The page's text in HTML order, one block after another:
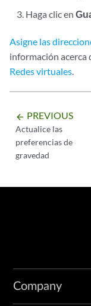
Haga clic en
Asigne las
información acerca
Redes virtuales.
arrow_backward PREVIOUS
Actualice las
preferencias de
gravedad
Company